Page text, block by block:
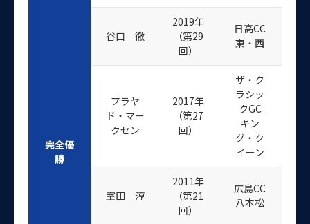
完全優
勝
谷口 徹
2019年
（第29
回）
日高CC
東・西
プラヤ
ド・マー
クセン
2017年
（第27
回）
ザ・ク
ラシッ
クGC
キン
グ・ク
イーン
室田 淳
2011年
（第21
回）
広島CC
八本松